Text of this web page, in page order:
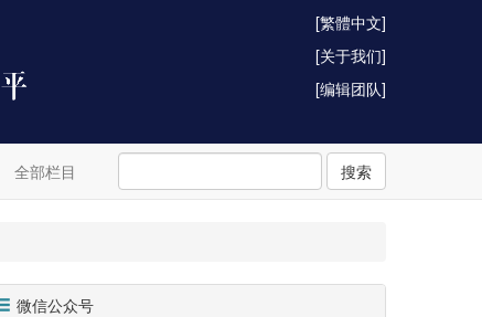
[繁體中文]
[关于我们]
[编辑团队]
全部栏目 搜索
微信公众号